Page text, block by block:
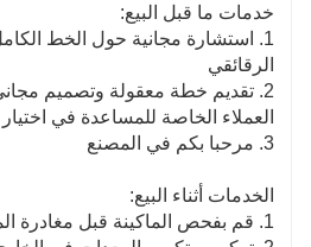
خدمات ما قبل البيع:
1. استشارة مجانية حول الخط
الرقائقي
2. تقديم خطة معقولة وتصميم
العملاء الخاصة للمساعدة في
3. مرحبا بكم في المصنع
الخدمات أثناء البيع:
1. قم بفحص الماكينة قبل مغادرة المصنع.